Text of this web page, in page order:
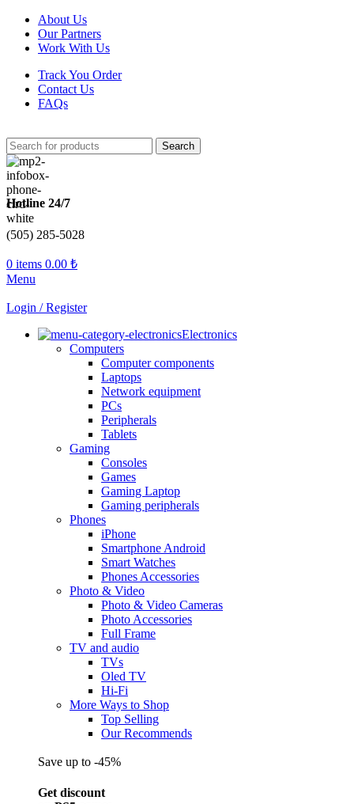
About Us
Our Partners
Work With Us
Track You Order
Contact Us
FAQs
Search
Hotline 24/7
(505) 285-5028
0 items 0.00 ₺
Menu
Login / Register
Electronics
Computers
Computer components
Laptops
Network equipment
PCs
Peripherals
Tablets
Gaming
Consoles
Games
Gaming Laptop
Gaming peripherals
Phones
iPhone
Smartphone Android
Smart Watches
Phones Accessories
Photo & Video
Photo & Video Cameras
Photo Accessories
Full Frame
TV and audio
TVs
Oled TV
Hi-Fi
More Ways to Shop
Top Selling
Our Recommends
Save up to -45%
Get discount